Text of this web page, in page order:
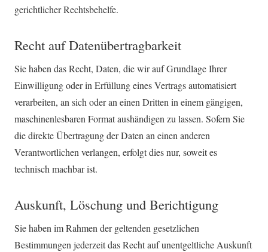
gerichtlicher Rechtsbehelfe.
Recht auf Daten­übertrag­barkeit
Sie haben das Recht, Daten, die wir auf Grundlage Ihrer
Einwilligung oder in Erfüllung eines Vertrags automatisiert
verarbeiten, an sich oder an einen Dritten in einem gängigen,
maschinenlesbaren Format aushändigen zu lassen. Sofern Sie
die direkte Übertragung der Daten an einen anderen
Verantwortlichen verlangen, erfolgt dies nur, soweit es
technisch machbar ist.
Auskunft, Löschung und Berichtigung
Sie haben im Rahmen der geltenden gesetzlichen
Bestimmungen jederzeit das Recht auf unentgeltliche Auskunft